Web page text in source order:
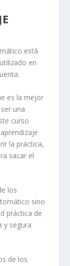
está
en
es la mejor
una
curso
la práctica,
sacar el
los
sino
práctica de
y segura
de los